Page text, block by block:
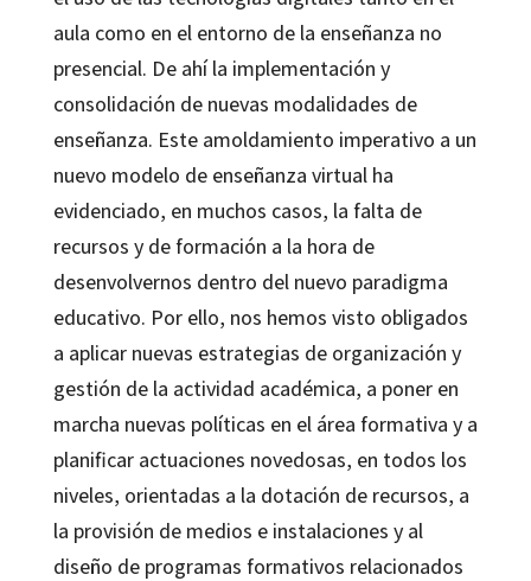
aula como en el entorno de la enseñanza no
presencial. De ahí la implementación y
consolidación de nuevas modalidades de
enseñanza. Este amoldamiento imperativo a un
nuevo modelo de enseñanza virtual ha
evidenciado, en muchos casos, la falta de
recursos y de formación a la hora de
desenvolvernos dentro del nuevo paradigma
educativo. Por ello, nos hemos visto obligados
a aplicar nuevas estrategias de organización y
gestión de la actividad académica, a poner en
marcha nuevas políticas en el área formativa y a
planificar actuaciones novedosas, en todos los
niveles, orientadas a la dotación de recursos, a
la provisión de medios e instalaciones y al
diseño de programas formativos relacionados